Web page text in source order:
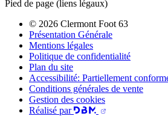
Pied de page (liens légaux)
© 2026 Clermont Foot 63
Présentation Générale
Mentions légales
Politique de confidentialité
Plan du site
Accessibilité: Partiellement
Conditions générales de vente
Gestion des cookies
Réalisé par